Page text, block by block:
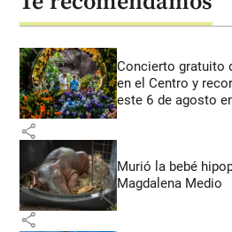
Concierto gratuito
en el Centro y
este 6 de agosto
share
Murió la bebé
Magdalena Medio
share